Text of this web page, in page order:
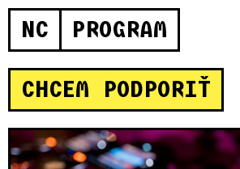
NC PROGRAM
CHCEM PODPORIŤ